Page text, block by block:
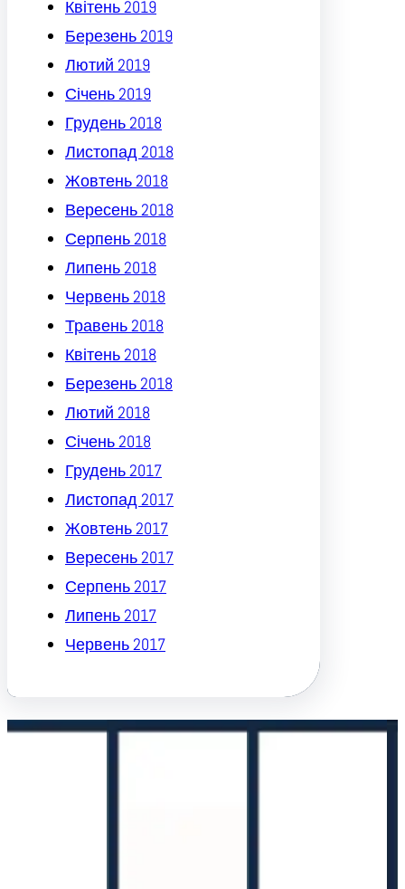
Квітень 2019
Березень 2019
Лютий 2019
Січень 2019
Грудень 2018
Листопад 2018
Жовтень 2018
Вересень 2018
Серпень 2018
Липень 2018
Червень 2018
Травень 2018
Квітень 2018
Березень 2018
Лютий 2018
Січень 2018
Грудень 2017
Листопад 2017
Жовтень 2017
Вересень 2017
Серпень 2017
Липень 2017
Червень 2017